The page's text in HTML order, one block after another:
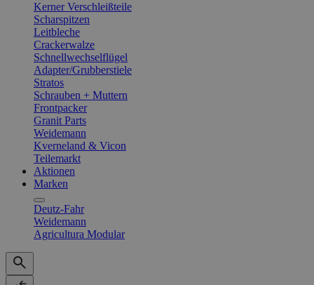
Kerner Verschleißteile
Scharspitzen
Leitbleche
Crackerwalze
Schnellwechselflügel
Adapter/Grubberstiele
Stratos
Schrauben + Muttern
Frontpacker
Granit Parts
Weidemann
Kverneland & Vicon
Teilemarkt
Aktionen
Marken
Deutz-Fahr
Weidemann
Agricultura Modular